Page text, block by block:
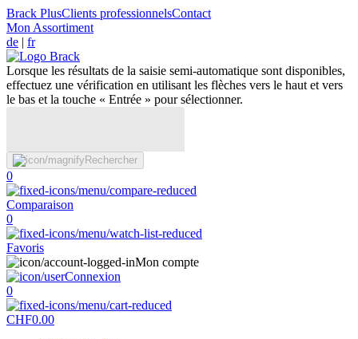
Brack PlusClients professionnelsContact
Mon Assortiment
de | fr
Lorsque les résultats de la saisie semi-automatique sont disponibles,
effectuez une vérification en utilisant les flèches vers le haut et vers
le bas et la touche « Entrée » pour sélectionner.
Rechercher
0
Comparaison
0
Favoris
Mon compte
Connexion
0
CHF0.00